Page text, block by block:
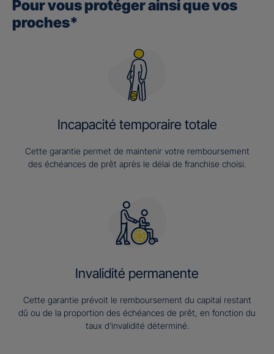
Pour vous protéger ainsi que vos
proches*
Incapacité temporaire totale
Cette garantie permet de maintenir votre remboursement
des échéances de prêt après le délai de franchise choisi.
Invalidité permanente
Cette garantie prévoit le remboursement du capital restant
dû ou de la proportion des échéances de prêt, en fonction du
taux d’invalidité déterminé.